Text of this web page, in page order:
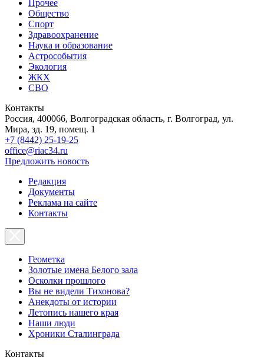
Прочее
Общество
Спорт
Здравоохранение
Наука и образование
Астрособытия
Экология
ЖКХ
СВО
Контакты
Россия, 400066, Волгоградская область, г. Волгоград, ул.
Мира, зд. 19, помещ. 1
+7 (8442) 25-19-25
office@riac34.ru
Предложить новость
Редакция
Документы
Реклама на сайте
Контакты
Геометка
Золотые имена Белого зала
Осколки прошлого
Вы не видели Тихонова?
Анекдоты от истории
Летопись нашего края
Наши люди
Хроники Сталинграда
Контакты